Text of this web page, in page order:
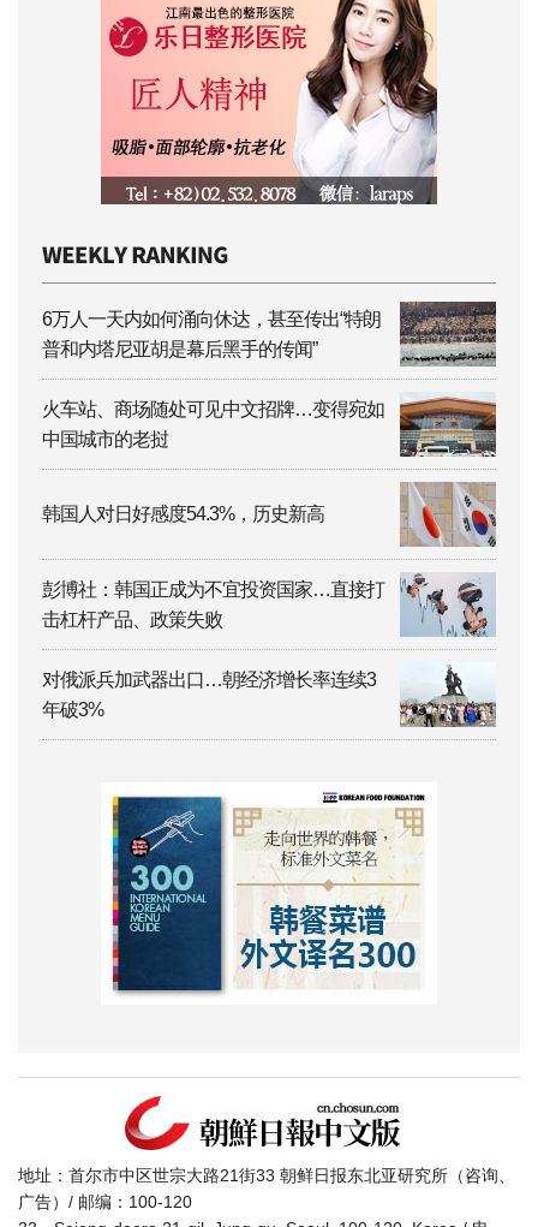
6万人一天内如何涌向休达，甚至传出“特朗
普和内塔尼亚胡是幕后黑手的传闻”
火车站、商场随处可见中文招牌…变得宛如
中国城市的老挝
韩国人对日好感度54.3%，历史新高
彭博社：韩国正成为不宜投资国家…直接打
击杠杆产品、政策失败
对俄派兵加武器出口…朝经济增长率连续3
年破3%
地址：首尔市中区世宗大路21街33 朝鲜日报东北亚研究所（咨询、
广告）/ 邮编：100-120